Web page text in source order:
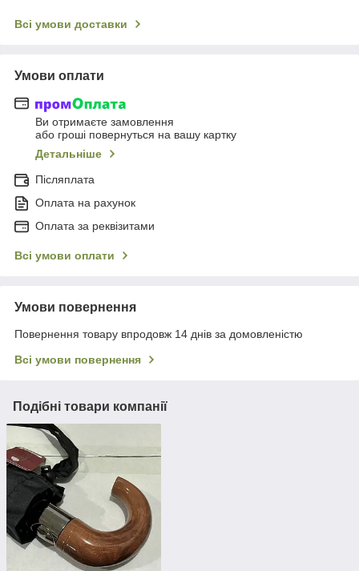
Всі умови доставки
Умови оплати
Ви отримаєте замовлення
або гроші повернуться на вашу картку
Детальніше
Післяплата
Оплата на рахунок
Оплата за реквізитами
Всі умови оплати
Умови повернення
Повернення товару впродовж 14 днів за домовленістю
Всі умови повернення
Подібні товари компанії